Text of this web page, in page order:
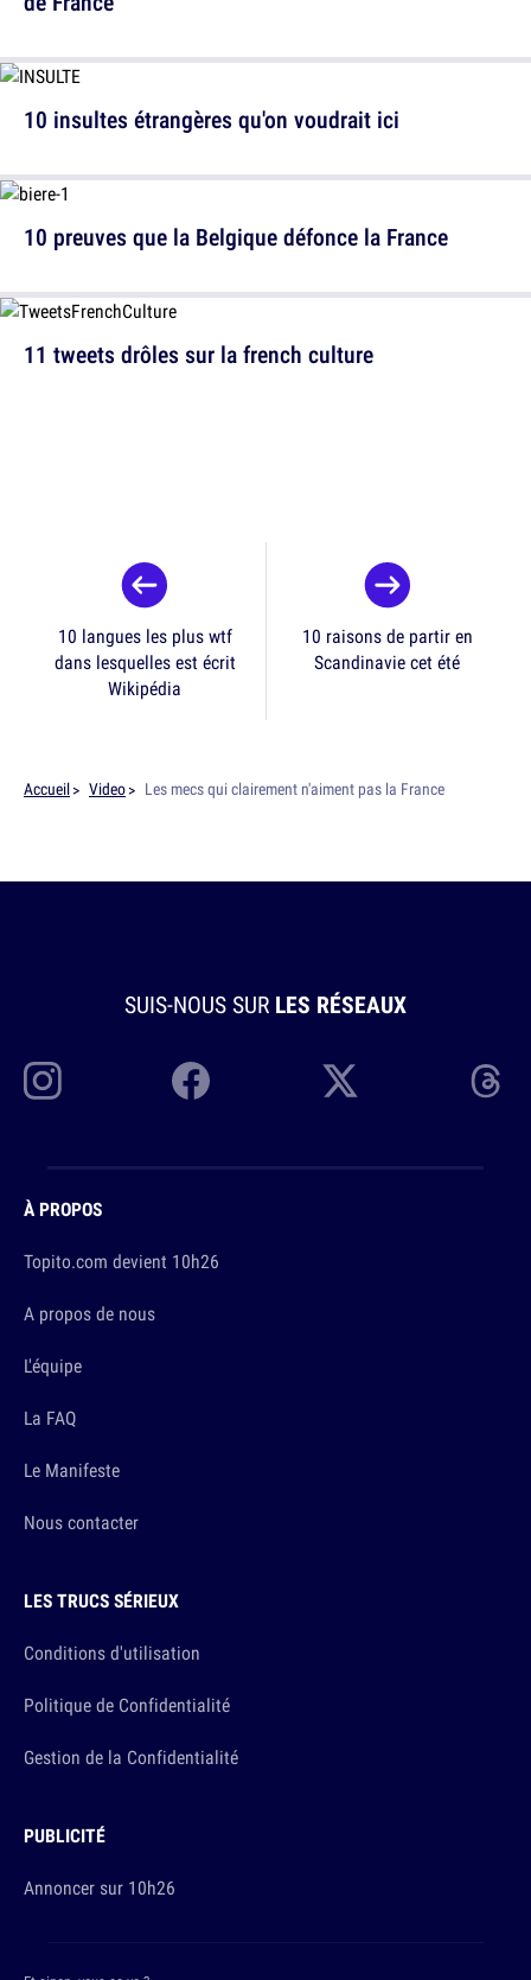
10 insultes étrangères qu'on voudrait ici
11 tweets drôles sur la french culture
10 preuves que la Belgique défonce la France
10 langues les plus wtf
dans lesquelles est écrit
Wikipédia
10 raisons de partir en
Scandinavie cet été
Accueil Video Les mecs qui clairement n'aiment pas la France
SUIS-NOUS SUR LES RÉSEAUX
À PROPOS
Topito.com devient 10h26
A propos de nous
L'équipe
La FAQ
Le Manifeste
Nous contacter
LES TRUCS SÉRIEUX
Conditions d'utilisation
Politique de Confidentialité
Gestion de la Confidentialité
PUBLICITÉ
Annoncer sur 10h26